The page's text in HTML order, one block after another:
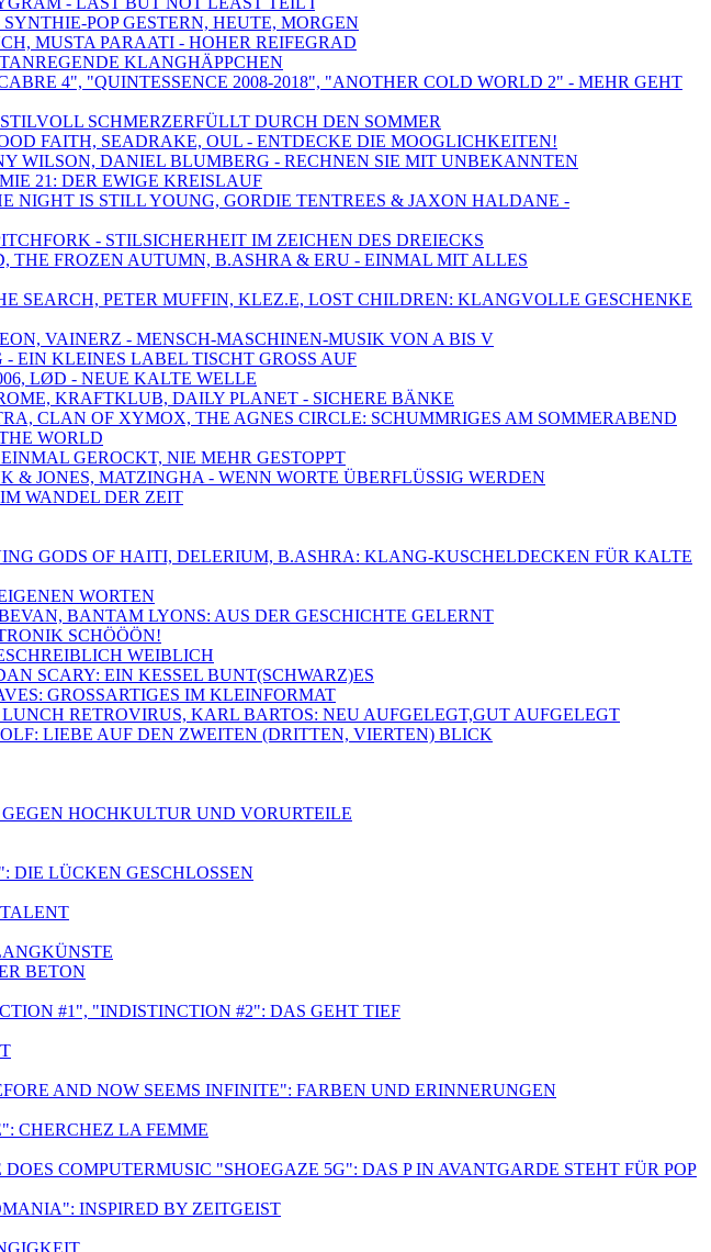
POP GESTERN, HEUTE, MORGEN
MUSTA PARAATI - HOHER REIFEGRAD
KLANGHÄPPCHEN
4", "QUINTESSENCE 2008-2018", "ANOTHER COLD WORLD 2" - MEHR GEHT
SCHMERZERFÜLLT DURCH DEN SOMMER
FAITH, SEADRAKE, OUL - ENTDECKE DIE MOOGLICHKEITEN!
WILSON, DANIEL BLUMBERG - RECHNEN SIE MIT UNBEKANNTEN
21: DER EWIGE KREISLAUF
NIGHT IS STILL YOUNG, GORDIE TENTREES & JAXON HALDANE -
- STILSICHERHEIT IM ZEICHEN DES DREIECKS
FROZEN AUTUMN, B.ASHRA & ERU - EINMAL MIT ALLES
SEARCH, PETER MUFFIN, KLEZ.E, LOST CHILDREN: KLANGVOLLE GESCHENKE
VAINERZ - MENSCH-MASCHINEN-MUSIK VON A BIS V
EIN KLEINES LABEL TISCHT GROSS AUF
LØD - NEUE KALTE WELLE
KRAFTKLUB, DAILY PLANET - SICHERE BÄNKE
CLAN OF XYMOX, THE AGNES CIRCLE: SCHUMMRIGES AM SOMMERABEND
WORLD
GEROCKT, NIE MEHR GESTOPPT
& JONES, MATZINGHA - WENN WORTE ÜBERFLÜSSIG WERDEN
WANDEL DER ZEIT
GODS OF HAITI, DELERIUM, B.ASHRA: KLANG-KUSCHELDECKEN FÜR KALTE
WORTEN
BANTAM LYONS: AUS DER GESCHICHTE GELERNT
SCHÖÖÖN!
WEIBLICH
SCARY: EIN KESSEL BUNT(SCHWARZ)ES
GROSSARTIGES IM KLEINFORMAT
RETROVIRUS, KARL BARTOS: NEU AUFGELEGT,GUT AUFGELEGT
LIEBE AUF DEN ZWEITEN (DRITTEN, VIERTEN) BLICK
HOCHKULTUR UND VORURTEILE
DIE LÜCKEN GESCHLOSSEN
BETON
#1", "INDISTINCTION #2": DAS GEHT TIEF
AND NOW SEEMS INFINITE": FARBEN UND ERINNERUNGEN
CHERCHEZ LA FEMME
COMPUTERMUSIC "SHOEGAZE 5G": DAS P IN AVANTGARDE STEHT FÜR POP
INSPIRED BY ZEITGEIST